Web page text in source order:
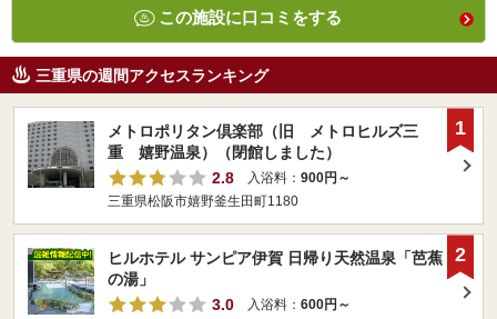
この施設に口コミをする
三重県の週間アクセスランキング
メトロポリタン倶楽部（旧 メトロヒルズ三
重 嬉野温泉）（閉館しました）
2.8
入浴料： 900円～
三重県松阪市嬉野釜生田町1180
1
ヒルホテル サンピア伊賀 日帰り天然温泉「芭蕉
の湯」
3.0
入浴料： 600円～
2